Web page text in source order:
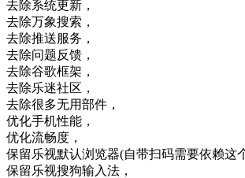
去除系统更新，
去除万象搜索，
去除推送服务，
去除问题反馈，
去除谷歌框架，
去除乐迷社区，
去除很多无用部件，
优化手机性能，
优化流畅度，
保留乐视默认浏览器(自带扫码需要依赖这
保留乐视搜狗输入法，